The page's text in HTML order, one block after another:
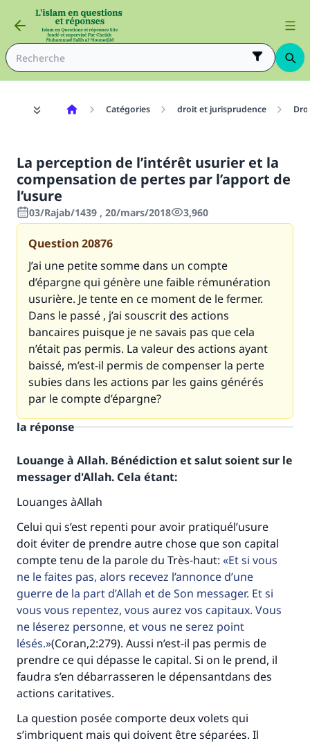
Catégories droit et jurisprudence
La perception de l’intérêt usurier et la
compensation de pertes par l’apport de
l’usure
03/Rajab/1439 , 20/mars/2018 3,960
Question20876
J’ai une petite somme dans un compte
d’épargne qui génère une faible rémunération
usurière. Je tente en ce moment de le fermer.
Dans le passé , j’ai souscrit des actions
bancaires puisque je ne savais pas que cela
n’était pas permis. La valeur des actions ayant
baissé, m’est-il permis de compenser la perte
subies dans les actions par les gains générés
par le compte d’épargne?
la réponse
Louange à Allah. Bénédiction et salut soient sur le
messager d'Allah. Cela étant:
Louanges àAllah
Celui qui s’est repenti pour avoir pratiquél’usure
doit éviter de prendre autre chose que son capital
compte tenu de la parole du Très-haut:
Et si vous
ne le faites pas, alors recevez l’annonce d’une
guerre de la part d’Allah et de Son messager. Et si
vous vous repentez, vous aurez vos capitaux. Vous
ne léserez personne, et vous ne serez point
lésés. (Coran,2:279). Aussi n’est-il pas permis de
prendre ce qui dépasse le capital. Si on le prend, il
faudra s’en débarrasseren le dépensantdans des
actions caritatives.
La question posée comporte deux volets qui
s’imbriquent mais qui doivent être séparées. Il